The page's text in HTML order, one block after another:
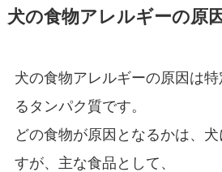
犬の食物アレルギーの原因
犬の食物アレルギーの原因は
るタンパク質です。
どの食物が原因となるかは、
すが、主な食品として、